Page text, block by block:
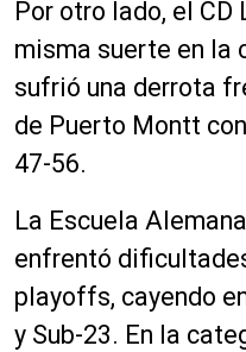
Por otro lado, el
misma suerte en la
sufrió una derrota
de Puerto Montt
47-56.
La Escuela
enfrentó
playoffs, cayendo
y Sub-23. En la